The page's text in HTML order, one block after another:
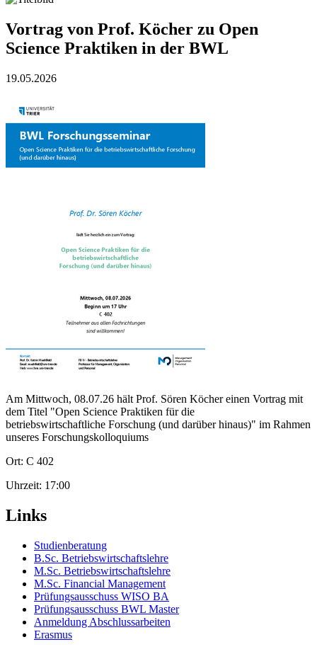
Vortrag von Prof. Köcher zu Open
Science Praktiken in der BWL
19.05.2026
Am Mittwoch, 08.07.26 hält Prof. Sören Köcher einen Vortrag mit
dem Titel "Open Science Praktiken für die
betriebswirtschaftliche Forschung (und darüber hinaus)" im Rahmen
unseres Forschungskolloquiums
Ort: C 402
Uhrzeit: 17:00
Links
Studienberatung
B.Sc. Betriebswirtschaftslehre
M.Sc. Betriebswirtschaftslehre
M.Sc. Financial Management
Prüfungsausschuss WISO BA
Prüfungsausschuss BWL Master
Anmeldung Abschlussarbeiten
Erasmus